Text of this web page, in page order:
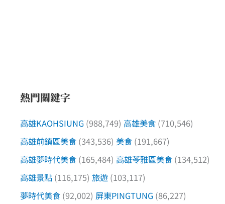
熱門關鍵字
高雄KAOHSIUNG (988,749) 高雄美食 (710,546)
高雄前鎮區美食 (343,536) 美食 (191,667)
高雄夢時代美食 (165,484) 高雄苓雅區美食 (134,512)
高雄景點 (116,175) 旅遊 (103,117)
夢時代美食 (92,002) 屏東PINGTUNG (86,227)